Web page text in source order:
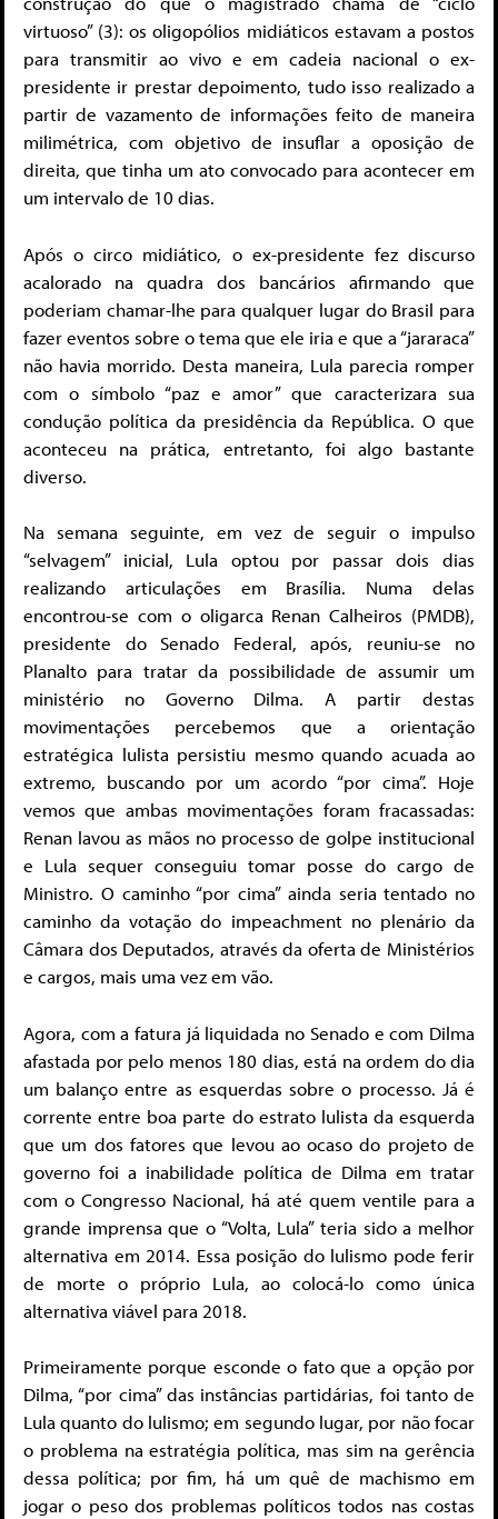
virtuoso” (3): os oligopólios midiáticos estavam a postos
para transmitir ao vivo e em cadeia nacional o ex-
presidente ir prestar depoimento, tudo isso realizado a
partir de vazamento de informações feito de maneira
milimétrica, com objetivo de insuflar a oposição de
direita, que tinha um ato convocado para acontecer em
um intervalo de 10 dias.
Após o circo midiático, o ex-presidente fez discurso
acalorado na quadra dos bancários afirmando que
poderiam chamar-lhe para qualquer lugar do Brasil para
fazer eventos sobre o tema que ele iria e que a “jararaca”
não havia morrido. Desta maneira, Lula parecia romper
com o símbolo “paz e amor” que caracterizara sua
condução política da presidência da República. O que
aconteceu na prática, entretanto, foi algo bastante
diverso.
Na semana seguinte, em vez de seguir o impulso
“selvagem” inicial, Lula optou por passar dois dias
realizando articulações em Brasília. Numa delas
encontrou-se com o oligarca Renan Calheiros (PMDB),
presidente do Senado Federal, após, reuniu-se no
Planalto para tratar da possibilidade de assumir um
ministério no Governo Dilma. A partir destas
movimentações percebemos que a orientação
estratégica lulista persistiu mesmo quando acuada ao
extremo, buscando por um acordo “por cima”. Hoje
vemos que ambas movimentações foram fracassadas:
Renan lavou as mãos no processo de golpe institucional
e Lula sequer conseguiu tomar posse do cargo de
Ministro. O caminho “por cima” ainda seria tentado no
caminho da votação do impeachment no plenário da
Câmara dos Deputados, através da oferta de Ministérios
e cargos, mais uma vez em vão.
Agora, com a fatura já liquidada no Senado e com Dilma
afastada por pelo menos 180 dias, está na ordem do dia
um balanço entre as esquerdas sobre o processo. Já é
corrente entre boa parte do estrato lulista da esquerda
que um dos fatores que levou ao ocaso do projeto de
governo foi a inabilidade política de Dilma em tratar
com o Congresso Nacional, há até quem ventile para a
grande imprensa que o “Volta, Lula” teria sido a melhor
alternativa em 2014. Essa posição do lulismo pode ferir
de morte o próprio Lula, ao colocá-lo como única
alternativa viável para 2018.
Primeiramente porque esconde o fato que a opção por
Dilma, “por cima” das instâncias partidárias, foi tanto de
Lula quanto do lulismo; em segundo lugar, por não focar
o problema na estratégia política, mas sim na gerência
dessa política; por fim, há um quê de machismo em
jogar o peso dos problemas políticos todos nas costas